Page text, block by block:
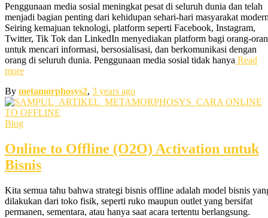
Penggunaan media sosial meningkat pesat di seluruh dunia dan telah
menjadi bagian penting dari kehidupan sehari-hari masyarakat
Seiring kemajuan teknologi, platform seperti Facebook, Instagram,
Twitter, Tik Tok dan LinkedIn menyediakan platform bagi orang-
untuk mencari informasi, bersosialisasi, dan berkomunikasi dengan
orang di seluruh dunia. Penggunaan media sosial tidak hanya Read
more
By metamorphosys2, 3 years ago
Blog
Online to Offline (O2O) Activation untuk
Bisnis
Kita semua tahu bahwa strategi bisnis offline adalah model bisnis
dilakukan dari toko fisik, seperti ruko maupun outlet yang bersifat
permanen, sementara, atau hanya saat acara tertentu berlangsung.